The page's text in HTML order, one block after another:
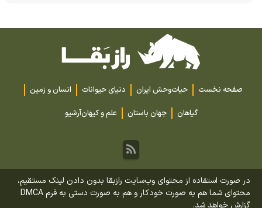
صفحه نخست حیات‌وحش ایران دنیای حیوانات
انسان و زمین
گیاهان
جهان باستان علم و کیهانآرشیو
در صورت استفاده از محتوای وب‌سایت رازبقا بدون دادن لینک مستقیم،
محتوای شما هم به صورت خودکار و هم به صورت دستی به فرم DMCA
گزارش خواهد شد.